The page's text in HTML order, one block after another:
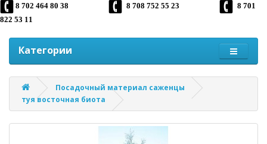
8 702 464 80 38 8 708 752 55 23
8 701
822 53 11
Категории
Посадочный материал саженцы
туя восточная биота